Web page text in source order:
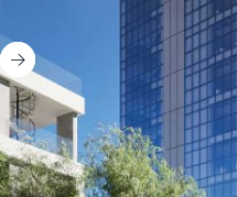
€932 000